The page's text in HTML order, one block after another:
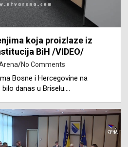
koja proizlaze iz
BiH /VIDEO/
No Comments
Bosne i Hercegovine na
danas u Briselu.…